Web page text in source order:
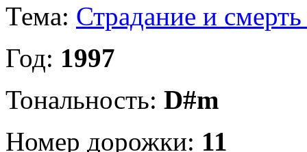
Тема: Страдание и
Год: 1997
Тональность: D#m
Номер дорожки: 11